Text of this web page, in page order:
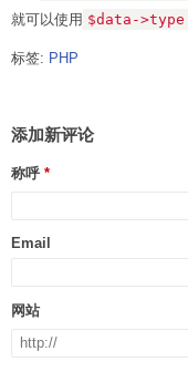
就可以使用 $data->type
标签: PHP
添加新评论
称呼
Email
网站